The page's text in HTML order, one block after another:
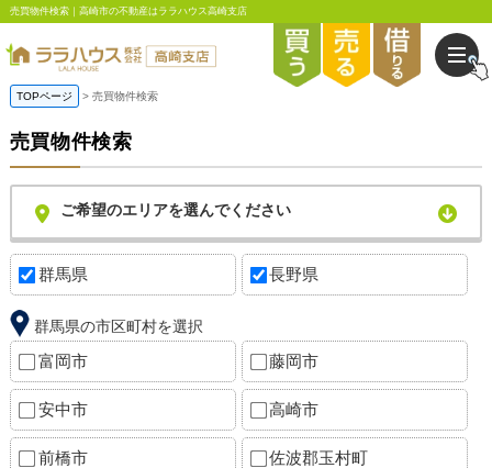
売買物件検索｜高崎市の不動産はララハウス高崎支店
TOPページ 売買物件検索
売買物件検索
ご希望のエリアを選んでください
群馬県 長野県
群馬県の市区町村を選択
富岡市 藤岡市
安中市 高崎市
前橋市 佐波郡玉村町